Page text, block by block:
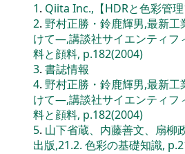
1. Qiita Inc.,【HDRと色彩管
2. 野村正勝・鈴鹿輝男,最新
けて―,講談社サイエンティフ
料と顔料, p.182(2004)
3. 書誌情報
4. 野村正勝・鈴鹿輝男,最新
けて―,講談社サイエンティフ
料と顔料, p.182(2004)
5. 山下省蔵、内藤善文、扇柳
出版,21.2. 色彩の基礎知識,